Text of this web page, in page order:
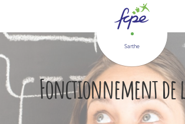
Sarthe
Fonctionnement de